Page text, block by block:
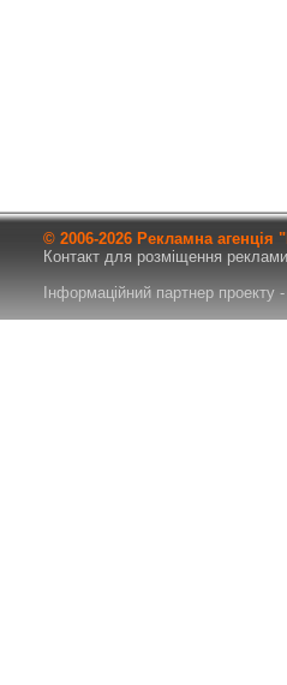
© 2006-2026 Рекламна
Контакт для розміщення
Інформаційний партнер проекту